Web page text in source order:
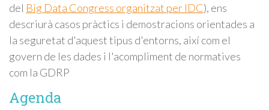
del Big Data Congress organitzat per IDC), ens
descriurà casos pràctics i demostracions orientades a
la seguretat d'aquest tipus d'entorns, així com el
govern de les dades i l'acompliment de normatives
com la GDRP
Agenda